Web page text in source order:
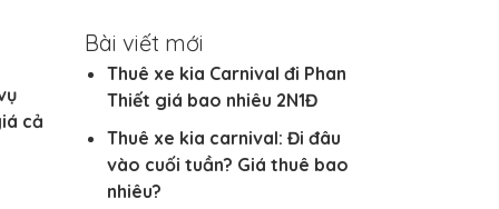
cả
Bài viết mới
Thuê xe kia Carnival đi Phan
Thiết giá bao nhiêu 2N1Đ
Thuê xe kia carnival: Đi đâu
vào cuối tuần? Giá thuê bao
nhiêu?